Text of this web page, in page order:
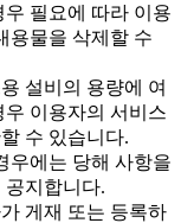
필요에 따라 이용
용물을 삭제할 수
설비의 용량에 여
이용자의 서비스
수 있습니다.
우에는 당해 사항을
지합니다.
게재 또는 등록하